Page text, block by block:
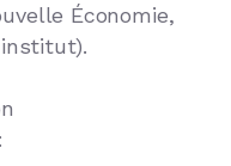
Économie,